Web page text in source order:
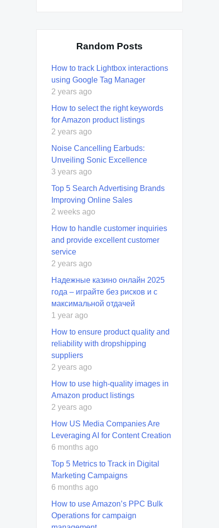
Random Posts
How to track Lightbox interactions
using Google Tag Manager
2 years ago
How to select the right keywords
for Amazon product listings
2 years ago
Noise Cancelling Earbuds:
Unveiling Sonic Excellence
3 years ago
Top 5 Search Advertising Brands
Improving Online Sales
2 weeks ago
How to handle customer inquiries
and provide excellent customer
service
2 years ago
Надежные казино онлайн 2025
года – играйте без рисков и с
максимальной отдачей
1 year ago
How to ensure product quality and
reliability with dropshipping
suppliers
2 years ago
How to use high-quality images in
Amazon product listings
2 years ago
How US Media Companies Are
Leveraging AI for Content Creation
6 months ago
Top 5 Metrics to Track in Digital
Marketing Campaigns
6 months ago
How to use Amazon’s PPC Bulk
Operations for campaign